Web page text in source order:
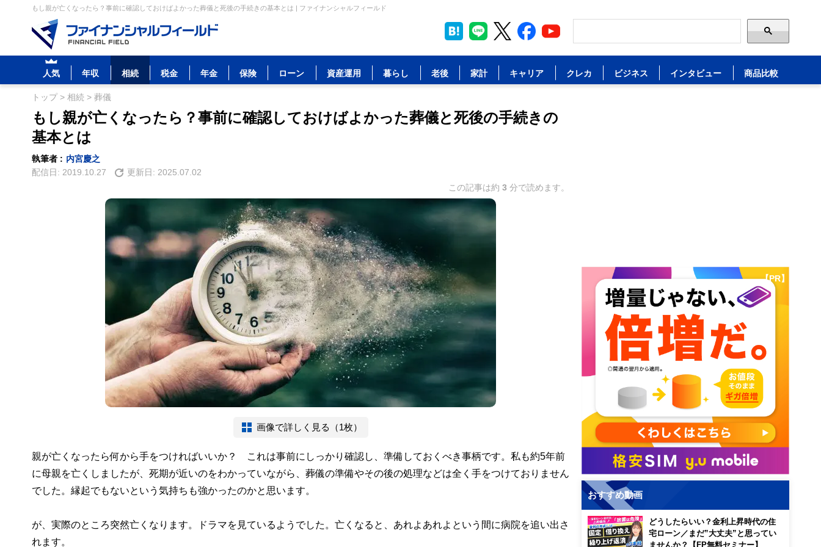
もし親が亡くなったら？事前に確認しておけばよかった葬儀と死後の手続きの基本とは | ファイナンシャルフィールド
人気 年収 相続 税金 年金 保険 ローン 資産運用 暮らし 老後 家計 キャリア クレカ ビジネス インタビュー 商品比較
トップ> 相続 > 葬儀
もし親が亡くなったら？事前に確認しておけばよかった葬儀と死後の手続きの
基本とは
執筆者 : 内宮慶之
配信日: 2019.10.27 更新日: 2025.07.02
この記事は約 3 分で読めます。
画像で詳しく見る（1枚）
親が亡くなったら何から手をつければいいか？ これは事前にしっかり確認し、準備しておくべき事柄です。私も約5年前
に母親を亡くしましたが、死期が近いのをわかっていながら、葬儀の準備やその後の処理などは全く手をつけておりません
でした。縁起でもないという気持ちも強かったのかと思います。
が、実際のところ突然亡くなります。ドラマを見ているようでした。亡くなると、あれよあれよという間に病院を追い出さ
れます。
【PR】
おすすめ動画
どうしたらいい？金利上昇時代の住
宅ローン／まだ”大丈夫”と思ってい
ませんか？【FP無料セミナー】